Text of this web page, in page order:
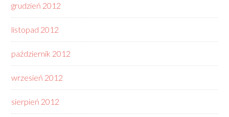
grudzień 2012
listopad 2012
październik 2012
wrzesień 2012
sierpień 2012